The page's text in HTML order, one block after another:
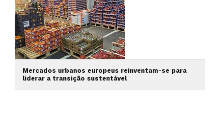
Mercados urbanos europeus reinventam-se para
liderar a transição sustentável